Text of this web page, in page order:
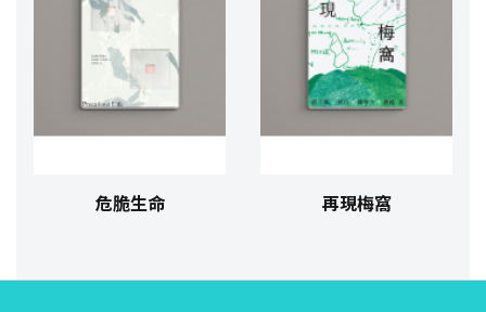
危脆生命 再現梅窩